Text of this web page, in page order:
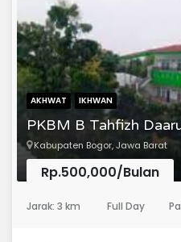
AKHWAT IKHWAN
PKBM B Tahfizh
Kabupaten Bogor, Jawa Barat
Rp.500,000/Bulan
Jarak: 3 km Full Day